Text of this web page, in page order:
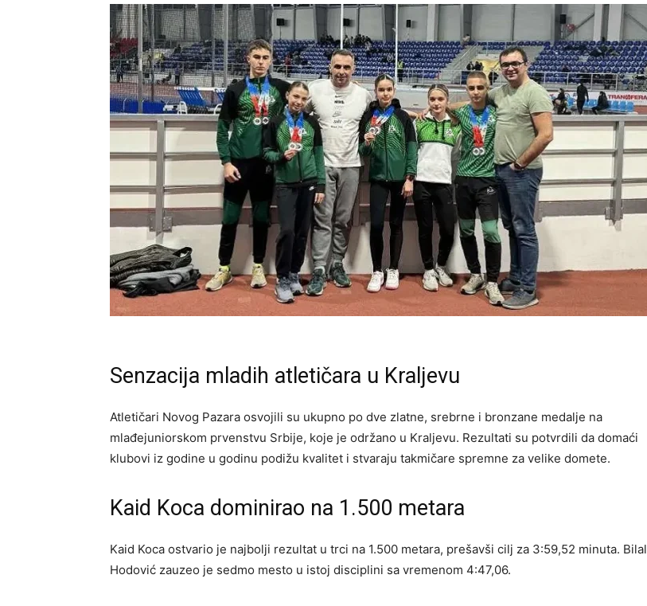
Senzacija mladih atletičara u Kraljevu
Atletičari Novog Pazara osvojili su ukupno po dve zlatne, srebrne i bronzane medalje na
mlađejuniorskom prvenstvu Srbije, koje je održano u Kraljevu. Rezultati su potvrdili da domaći
klubovi iz godine u godinu podižu kvalitet i stvaraju takmičare spremne za velike domete.
Kaid Koca dominirao na 1.500 metara
Kaid Koca ostvario je najbolji rezultat u trci na 1.500 metara, prešavši cilj za 3:59,52 minuta. Bilal
Hodović zauzeo je sedmo mesto u istoj disciplini sa vremenom 4:47,06.